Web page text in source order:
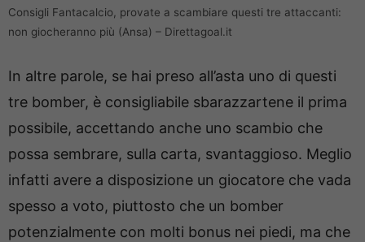
Consigli Fantacalcio, provate a scambiare questi tre attaccanti:
non giocheranno più (Ansa) – Direttagoal.it
In altre parole, se hai preso all’asta uno di questi
tre bomber, è consigliabile sbarazzartene il prima
possibile, accettando anche uno scambio che
possa sembrare, sulla carta, svantaggioso. Meglio
infatti avere a disposizione un giocatore che vada
spesso a voto, piuttosto che un bomber
potenzialmente con molti bonus nei piedi, ma che